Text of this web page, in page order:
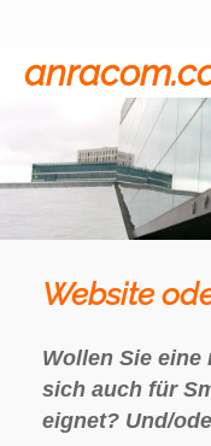
Website
Wollen Sie eine
sich auch für
eignet? Und/